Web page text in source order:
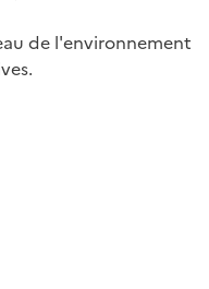
de l'environnement